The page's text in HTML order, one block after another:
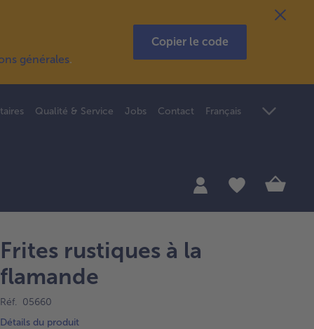
générales.
Copier le code
Qualité & Service Jobs Contact Français
Frites rustiques à la
flamande
Réf. 05660
Détails du produit